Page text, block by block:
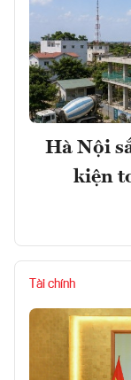
Hà Nội
kiện
Tài chính